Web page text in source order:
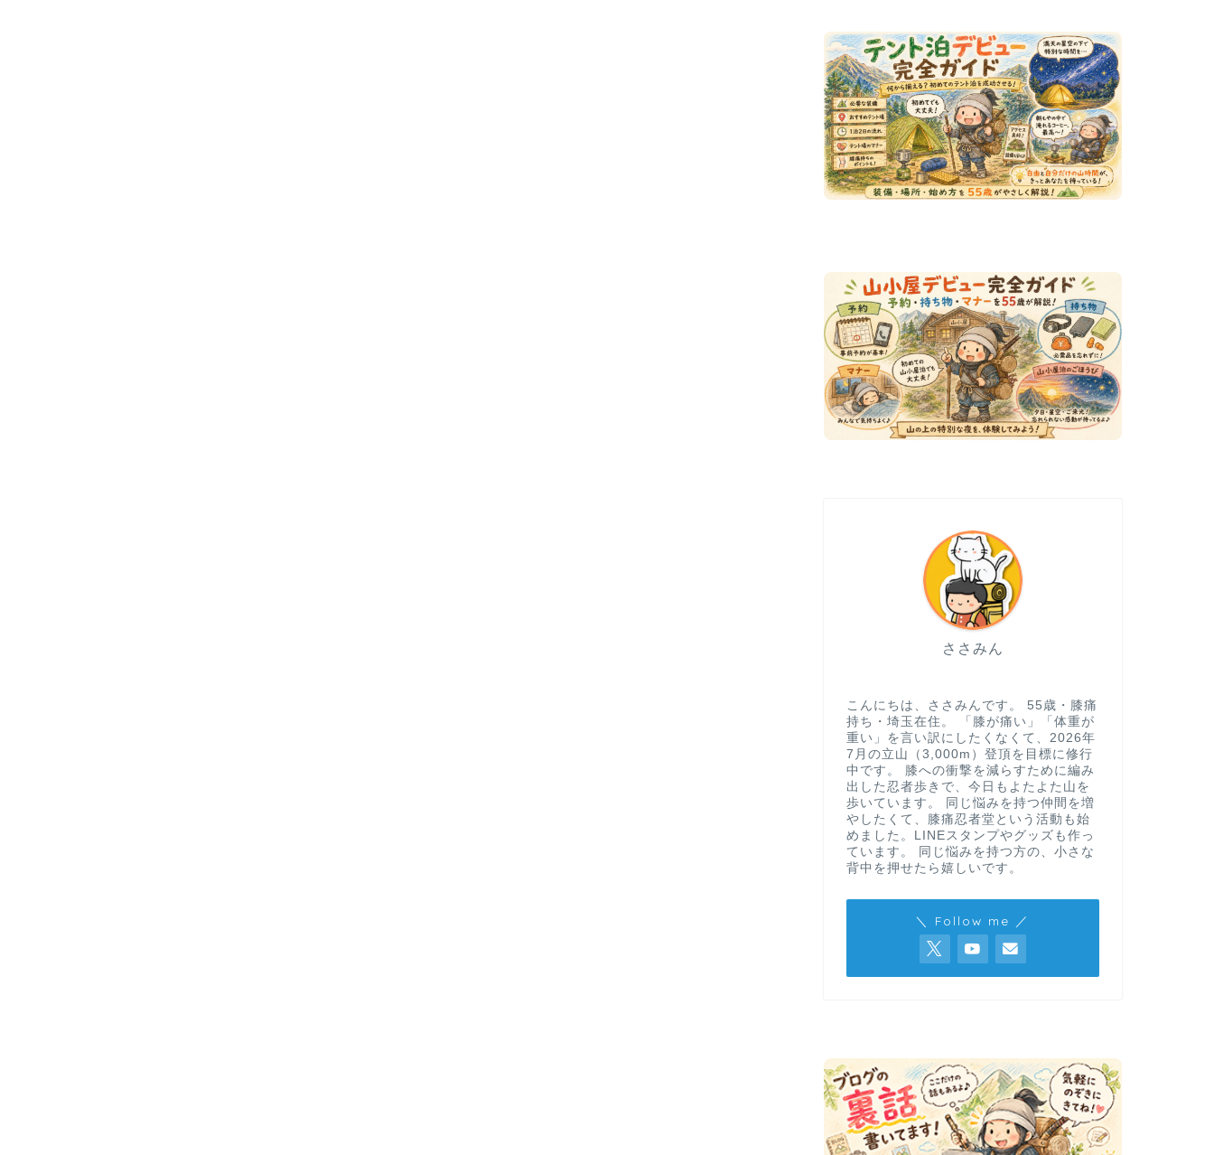
ささみん
こんにちは、ささみんです。 55歳・膝痛
持ち・埼玉在住。 「膝が痛い」「体重が
重い」を言い訳にしたくなくて、2026年
7月の立山（3,000m）登頂を目標に修行
中です。 膝への衝撃を減らすために編み
出した忍者歩きで、今日もよたよた山を
歩いています。 同じ悩みを持つ仲間を増
やしたくて、膝痛忍者堂という活動も始
めました。LINEスタンプやグッズも作っ
ています。 同じ悩みを持つ方の、小さな
背中を押せたら嬉しいです。
＼ Follow me ／